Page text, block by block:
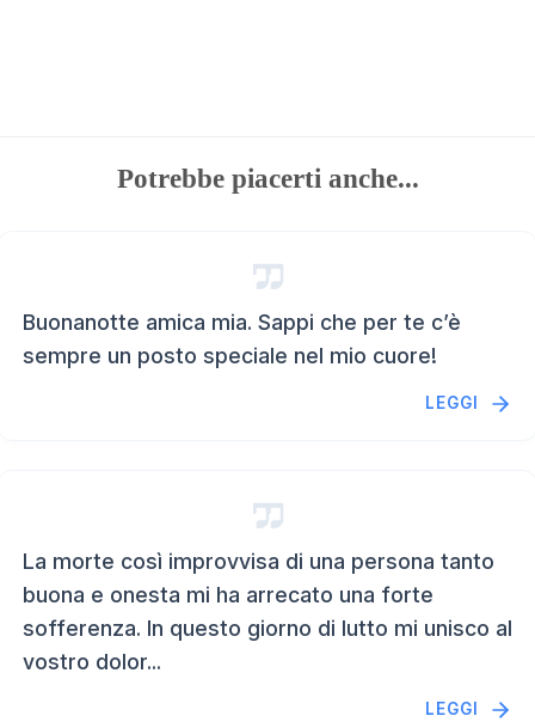
Potrebbe piacerti anche...
Buonanotte amica mia. Sappi che per te c’è
sempre un posto speciale nel mio cuore!
LEGGI
La morte così improvvisa di una persona tanto
buona e onesta mi ha arrecato una forte
sofferenza. In questo giorno di lutto mi unisco al
vostro dolor...
LEGGI